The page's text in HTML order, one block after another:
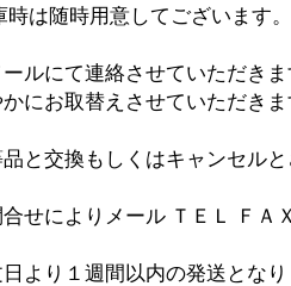
随時用意してございます
させていただきま
替えさせていただきま
くはキャンセルとさ
りメール ＴＥＬ ＦＡＸ
り１週間以内の発送となり